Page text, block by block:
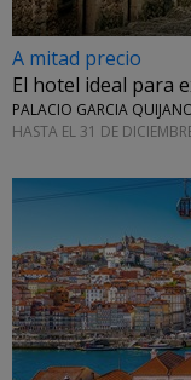
A mitad precio
El hotel ideal para
PALACIO GARCIA
HASTA EL 31 DE
←